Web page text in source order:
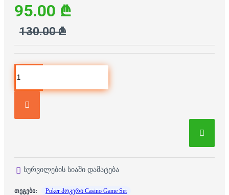
95.00 ₾
130.00 ₾
სურვილების სიაში დამატება
თეგები: Poker პოკერი Casino Game Set